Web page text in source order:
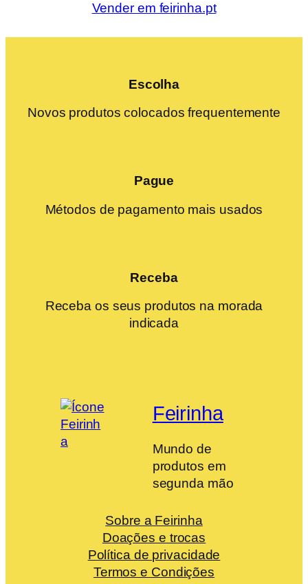
Vender em feirinha.pt
Escolha
Novos produtos colocados frequentemente
Pague
Métodos de pagamento mais usados
Receba
Receba os seus produtos na morada
indicada
Feirinha
Mundo de
produtos em
segunda mão
Sobre a Feirinha
Doações e trocas
Política de privacidade
Termos e Condições